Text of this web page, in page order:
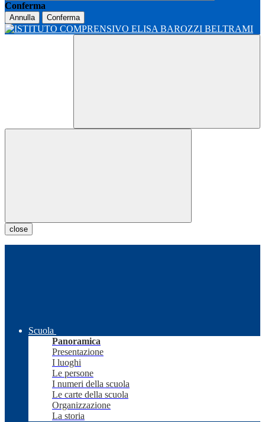
Conferma
Annulla Conferma
close
Scuola
Panoramica
Presentazione
I luoghi
Le persone
I numeri della scuola
Le carte della scuola
Organizzazione
La storia